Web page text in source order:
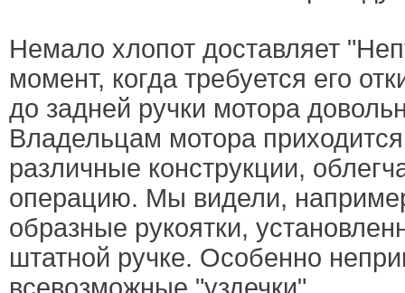
Немало хлопот доставляет
момент, когда требуется его
до задней ручки мотора
Владельцам мотора приходится
различные конструкции,
операцию. Мы видели,
образные рукоятки,
штатной ручке. Особенно